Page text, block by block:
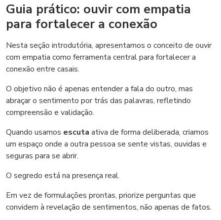
Guia prático: ouvir com empatia
para fortalecer a conexão
Nesta seção introdutória, apresentamos o conceito de ouvir
com empatia como ferramenta central para fortalecer a
conexão entre casais.
O objetivo não é apenas entender a fala do outro, mas
abraçar o sentimento por trás das palavras, refletindo
compreensão e validação.
Quando usamos escuta ativa de forma deliberada, criamos
um espaço onde a outra pessoa se sente vistas, ouvidas e
seguras para se abrir.
O segredo está na presença real.
Em vez de formulações prontas, priorize perguntas que
convidem à revelação de sentimentos, não apenas de fatos.